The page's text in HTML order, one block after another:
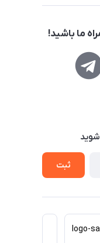
ما باشید!
ثبت